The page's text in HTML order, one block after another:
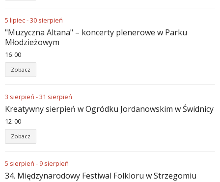
5 lipiec-30 sierpień
"Muzyczna Altana" – koncerty plenerowe w Parku
Młodzieżowym
16:00
Zobacz
3 sierpień -31 sierpień
Kreatywny sierpień w Ogródku Jordanowskim w Świdnicy
12:00
Zobacz
5 sierpień - 9 sierpień
34. Międzynarodowy Festiwal Folkloru w Strzegomiu